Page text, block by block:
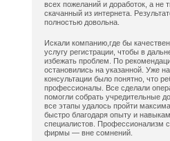
всех пожеланий и доработок, а не
скачанный из интернета.
полностью довольна.
Искали компанию,где бы
услугу регистрации, чтобы в
избежать проблем. По
остановились на указанной. Уже на
консультации было понятно, что
профессионалы. Все сделали
помогли собрать учредительные
все этапы удалось пройти
быстро благодаря опыту и навыкам
специалистов. Профессионализм
фирмы — вне сомнений.